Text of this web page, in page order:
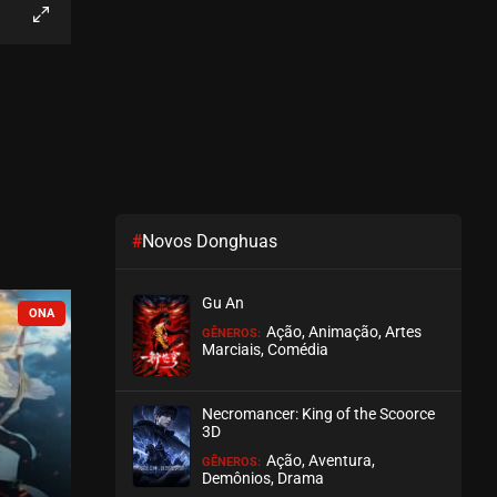
EPISÓDIO 57
ASSISTIDO
EPISÓDIO 55
COMPLETO COMPLETO
#Novos Donghuas
Gu An
GÊNEROS: Ação, Animação, Artes
Marciais, Comédia
Necromancer: King of the Scoorce
3D
GÊNEROS: Ação, Aventura,
Demônios, Drama